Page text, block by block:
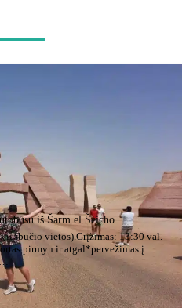
iš Šarm el Šeicho
vietos).Grįžimas: 13:30 val.
pirmyn ir atgal*pervežimas į